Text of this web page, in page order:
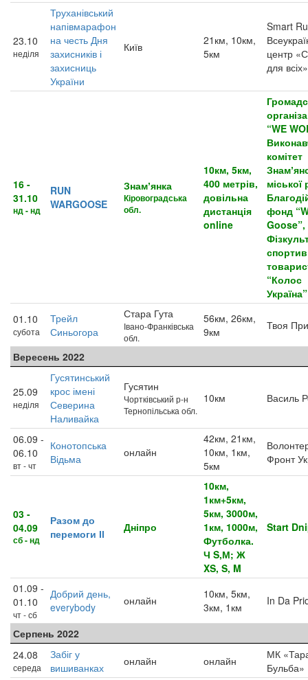
23.10
неділя
Труханівський
напівмарафон
на честь Дня
захисників і
захисниць
України
Київ
21км, 10км,
5км
Smart
центр
для всіх»
16 -
31.10
нд - нд
RUN
WARGOOSE
Знамʼянка
Кіровоградська
обл.
10км, 5км,
400 метрів,
довільна
дистанція
online
“WE
комітет
міської
фонд
Goose”,
“Колос
Україна”
01.10
субота
Трейл
Синьогора
Стара Гута
Івано-Франківська
обл.
56км, 26км,
9км
Твоя
Вересень 2022
25.09
неділя
Гусятинський
крос імені
Северина
Наливайка
Гусятин
Чортківський р-н
Тернопільська обл.
10км Василь
06.09 -
06.10
вт - чт
Конотопська
Відьма
онлайн
42км, 21км,
10км, 1км,
5км
Фронт
03 -
04.09
сб - нд
Разом до
перемоги ІІ
Дніпро
10км,
1км+5км,
5км, 3000м,
1км, 1000м,
Футболка.
Ч S,М; Ж
XS, S, M
Start
01.09 -
01.10
чт - сб
Добрий день,
everybody
онлайн
10км, 5км,
3км, 1км
In Da
Серпень 2022
24.08
середа
Забіг у
вишиванках
онлайн онлайн
МК
Бульба»